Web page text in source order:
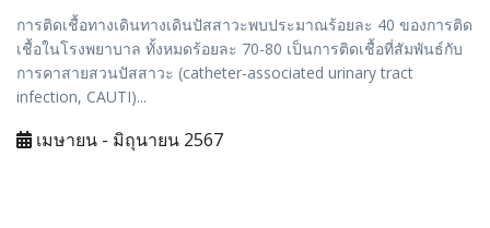
การติดเชื้อทางเดินทางเดินปัสสาวะพบประมาณร้อยละ 40 ของการติด
เชื้อในโรงพยาบาล ทั้งหมดร้อยละ 70-80 เป็นการติดเชื้อที่สัมพันธ์กับ
การคาสายสวนปัสสาวะ (catheter-associated urinary tract
infection, CAUTI)...
เมษายน - มิถุนายน 2567